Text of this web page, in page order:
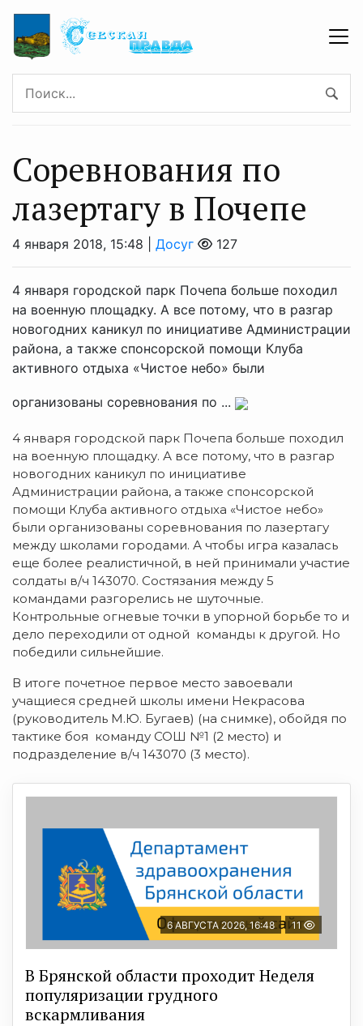
Соревнования по
лазертагу в Почепе
4 января 2018, 15:48 | Досуг 127
4 января городской парк Почепа больше походил
на военную площадку. А все потому, что в разгар
новогодних каникул по инициативе Администрации
района, а также спонсорской помощи Клуба
активного отдыха «Чистое небо» были
организованы соревнования по ...
4 января городской парк Почепа больше походил
на военную площадку. А все потому, что в разгар
новогодних каникул по инициативе
Администрации района, а также спонсорской
помощи Клуба активного отдыха «Чистое небо»
были организованы соревнования по лазертагу
между школами городами. А чтобы игра казалась
еще более реалистичной, в ней принимали участие
солдаты в/ч 143070. Состязания между 5
командами разгорелись не шуточные.
Контрольные огневые точки в упорной борьбе то и
дело переходили от одной команды к другой. Но
победили сильнейшие.
В итоге почетное первое место завоевали
учащиеся средней школы имени Некрасова
(руководитель М.Ю. Бугаев) (на снимке), обойдя по
тактике боя команду СОШ №1 (2 место) и
подразделение в/ч 143070 (3 место).
6 АВГУСТА 2026, 16:48 11
В Брянской области проходит Неделя
популяризации грудного
вскармливания